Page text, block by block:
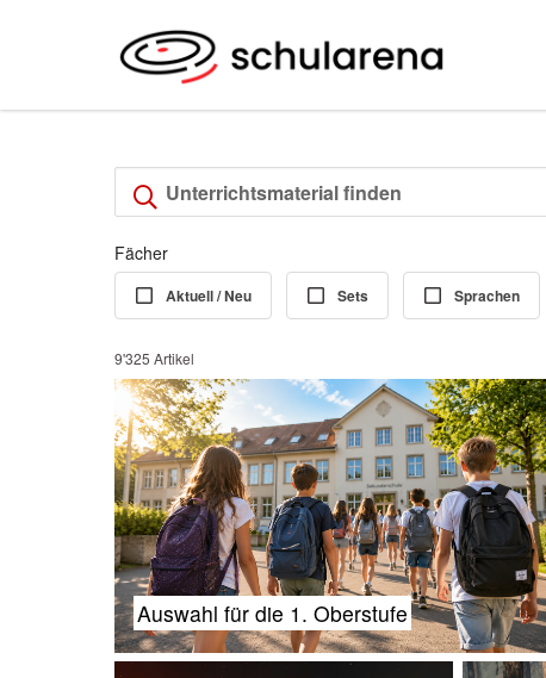
Fächer
Aktuell / Neu Sets Sprachen
9'325 Artikel
Auswahl für die 1. Oberstufe